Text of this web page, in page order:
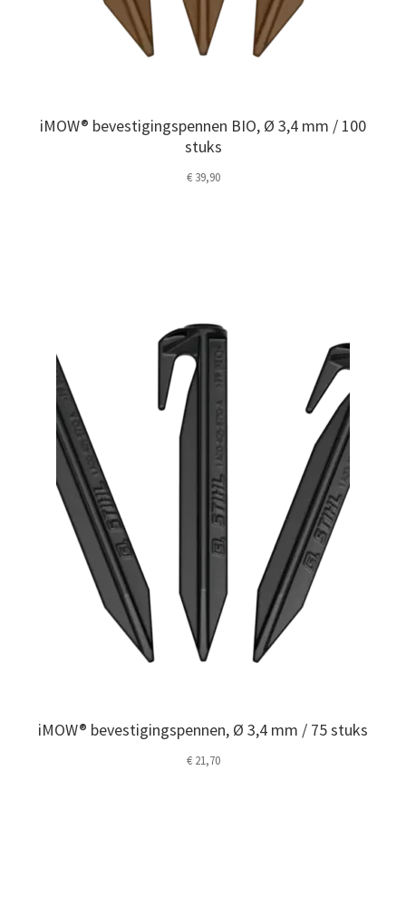
iMOW® bevestigingspennen BIO, Ø 3,4 mm / 100
stuks
€39,90
iMOW® bevestigingspennen, Ø 3,4 mm / 75 stuks
€21,70